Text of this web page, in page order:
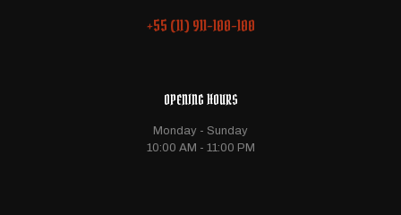
+55 (11) 911-100-100
OPENING HOURS
Monday - Sunday
10:00 AM - 11:00 PM